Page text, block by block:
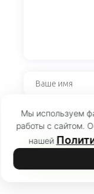
Мы используем
работы с сайтом.
нашей